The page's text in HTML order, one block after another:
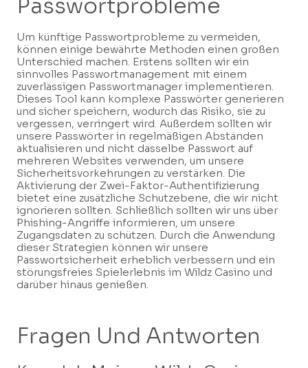
Passwortprobleme
Um künftige Passwortprobleme zu vermeiden,
können einige bewährte Methoden einen großen
Unterschied machen. Erstens sollten wir ein
sinnvolles Passwortmanagement mit einem
zuverlässigen Passwortmanager implementieren.
Dieses Tool kann komplexe Passwörter generieren
und sicher speichern, wodurch das Risiko, sie zu
vergessen, verringert wird. Außerdem sollten wir
unsere Passwörter in regelmäßigen Abständen
aktualisieren und nicht dasselbe Passwort auf
mehreren Websites verwenden, um unsere
Sicherheitsvorkehrungen zu verstärken. Die
Aktivierung der Zwei-Faktor-Authentifizierung
bietet eine zusätzliche Schutzebene, die wir nicht
ignorieren sollten. Schließlich sollten wir uns über
Phishing-Angriffe informieren, um unsere
Zugangsdaten zu schützen. Durch die Anwendung
dieser Strategien können wir unsere
Passwortsicherheit erheblich verbessern und ein
störungsfreies Spielerlebnis im Wildz Casino und
darüber hinaus genießen.
Fragen Und Antworten